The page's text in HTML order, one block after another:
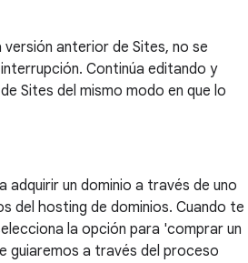
versión anterior de Sites, no se
Continúa editando y
Sites del mismo modo en que lo
adquirir un dominio a través de uno
del hosting de dominios. Cuando te
la opción para 'comprar un
guiaremos a través del proceso